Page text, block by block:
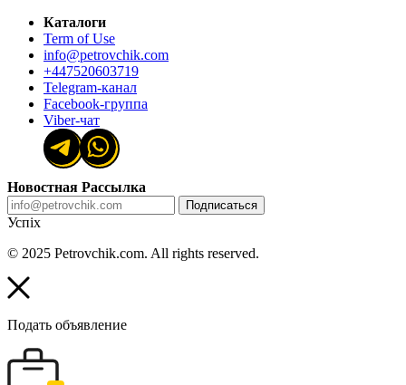
Каталоги
Term of Use
info@petrovchik.com
+447520603719
Telegram-канал
Facebook-группа
Viber-чат
Новостная Рассылка
Подписаться
Успіх
© 2025 Petrovchik.com. All rights reserved.
Подать объявление